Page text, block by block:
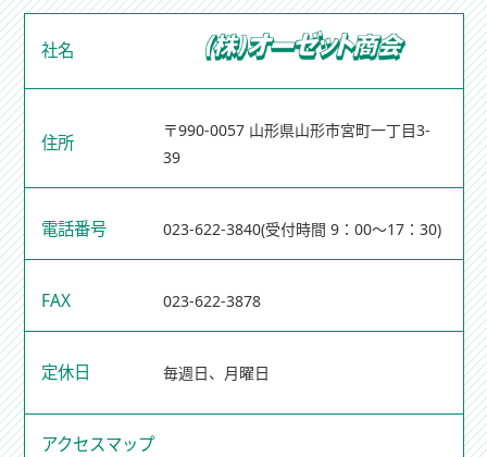
社名
住所
〒990-0057 山形県山形市宮町一丁目3-
39
電話番号 023-622-3840(受付時間 9：00～17：30)
FAX 023-622-3878
定休日 毎週日、月曜日
アクセスマップ